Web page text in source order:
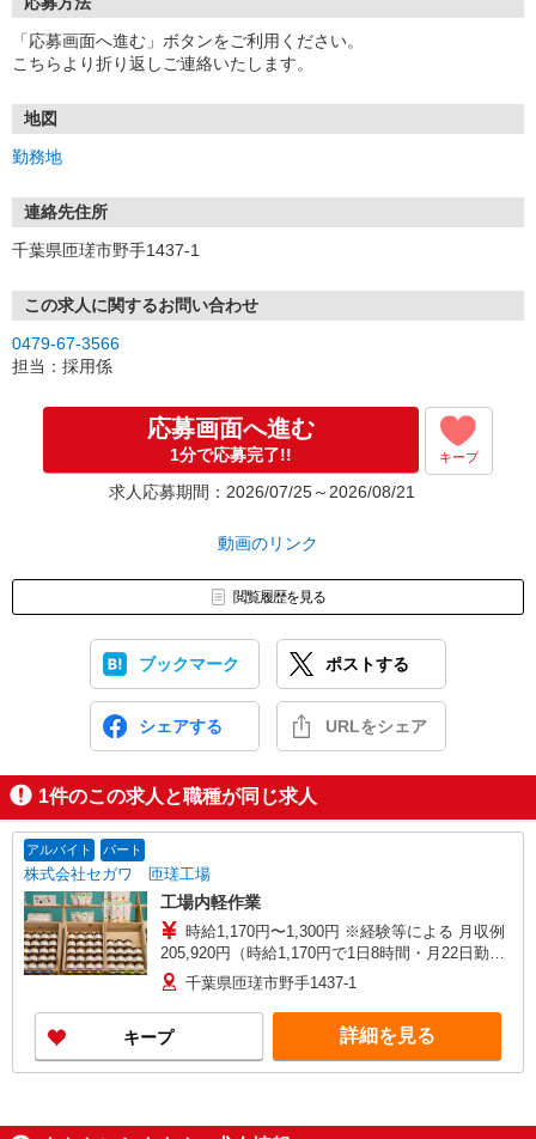
「応募画面へ進む」ボタンをご利用ください。
こちらより折り返しご連絡いたします。
地図
勤務地
連絡先住所
千葉県匝瑳市野手1437-1
この求人に関するお問い合わせ
0479-67-3566
担当：採用係
応募画面へ進む
1分で応募完了!! キープ
求人応募期間：2026/07/25～2026/08/21
動画のリンク
閲覧履歴を見る
ブックマーク ポストする
シェアする URLをシェア
1件のこの求人と職種が同じ求人
アルバイト パート
株式会社セガワ 匝瑳工場
工場内軽作業
時給1,170円〜1,300円 ※経験等による 月収例
205,920円（時給1,170円で1日8時間・月22日勤務
の場合）
千葉県匝瑳市野手1437-1
キープ 詳細を見る